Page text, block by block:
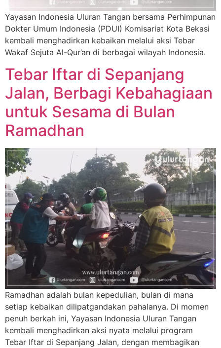
Yayasan Indonesia Uluran Tangan bersama Perhimpunan
Dokter Umum Indonesia (PDUI) Komisariat Kota Bekasi
kembali menghadirkan kebaikan melalui aksi Tebar
Wakaf Sejuta Al-Qur’an di berbagai wilayah Indonesia.
Tebar Iftar di Sepanjang
Jalan, Berbagi Kebahagiaan
untuk Sesama di Bulan
Ramadhan
Ramadhan adalah bulan kepedulian, bulan di mana
setiap kebaikan dilipatgandakan pahalanya. Di momen
penuh berkah ini, Yayasan Indonesia Uluran Tangan
kembali menghadirkan aksi nyata melalui program
Tebar Iftar di Sepanjang Jalan, dengan membagikan